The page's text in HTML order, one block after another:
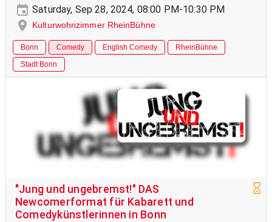
Saturday, Sep 28, 2024, 08:00 PM-10:30 PM
Kulturwohnzimmer RheinBühne
Bonn Comedy English Comedy
RheinBühne
Stadt Bonn
"Jung und ungebremst!" DAS
Newcomerformat für Kabarett und
Comedykünstlerinnen in Bonn